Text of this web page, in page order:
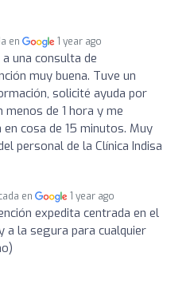
en 1 year ago
a una consulta de
muy buena. Tuve un
solicité ayuda por
de 1 hora y me
cosa de 15 minutos. Muy
personal de la Clínica Indisa
en 1 year ago
expedita centrada en el
a la segura para cualquier